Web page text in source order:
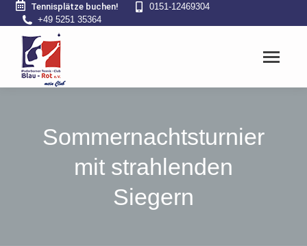
Tennisplätze buchen!
0151-12469304
+49 5251 35364
Sommernachtsturnier
mit strahlenden
Siegern